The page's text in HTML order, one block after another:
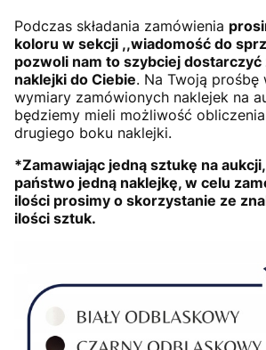
Podczas składania zamówienia
koloru w sekcji ,,wiadomość do
pozwoli nam to szybciej dostarczyć
naklejki do Ciebie. Na Twoją prośbę
wymiary zamówionych naklejek na
będziemy mieli możliwość obliczenia
drugiego boku naklejki.
*Zamawiając jedną sztukę na
państwo jedną naklejkę, w celu
ilości prosimy o skorzystanie ze
ilości sztuk.